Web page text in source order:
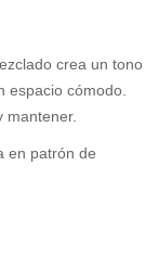
crea un tono
espacio cómodo.
mantener.
en patrón de